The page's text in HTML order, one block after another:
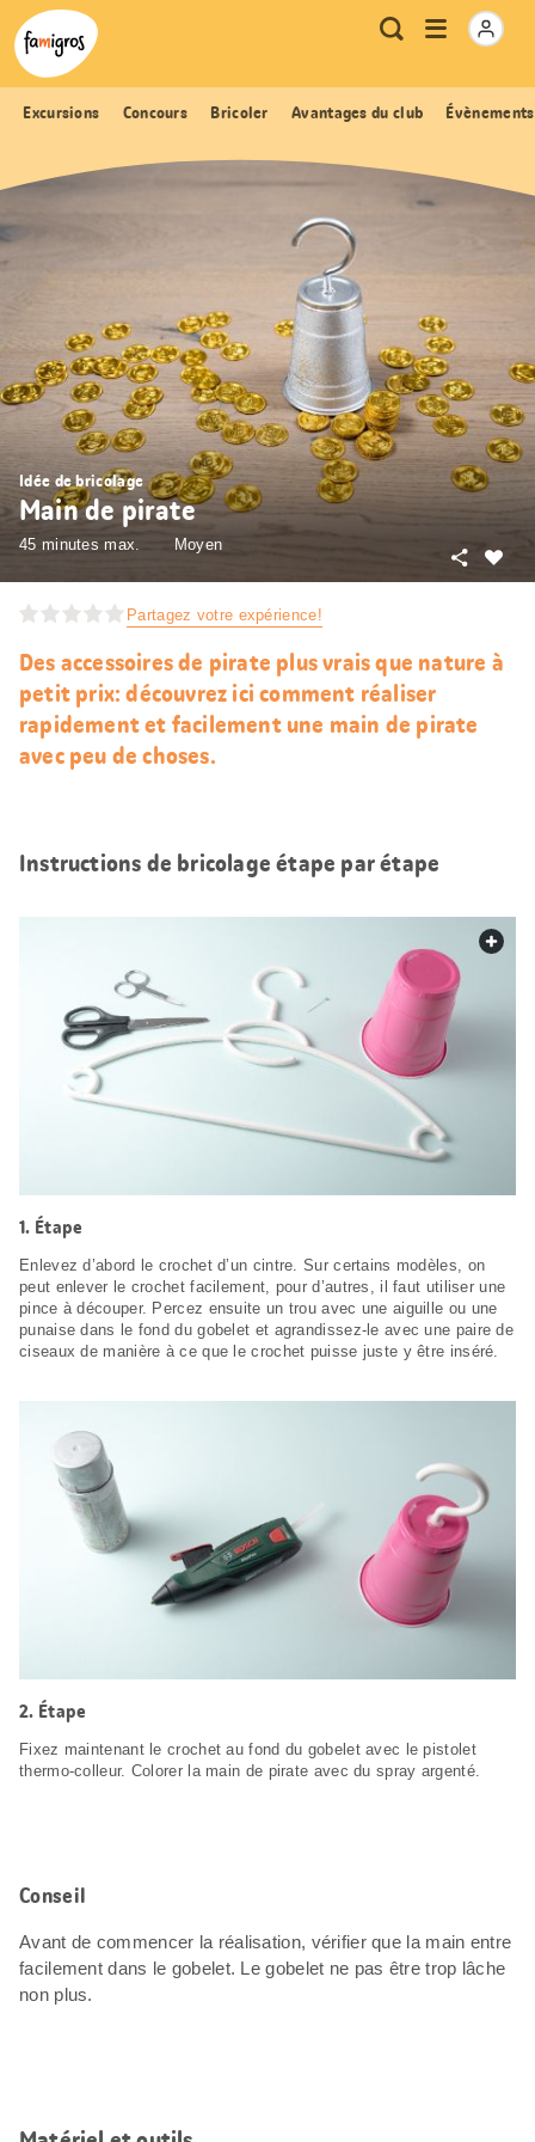
Signets
de
navigation
Header
Logo Métanavigation
RechercheOuvrir
Excursions Concours Bricoler Avantages du club
Partagez votre expérience!
Idée de bricolage
Main de pirate
45 minutes max.
Moyen
Partager
Des accessoires de pirate plus vrais que nature à
petit prix: découvrez ici comment réaliser
rapidement et facilement une main de pirate
avec peu de choses.
Instructions de bricolage étape par étape
1. Étape
Enlevez d’abord le crochet d’un cintre. Sur certains modèles, on
peut enlever le crochet facilement, pour d’autres, il faut utiliser une
pince à découper. Percez ensuite un trou avec une aiguille ou une
punaise dans le fond du gobelet et agrandissez-le avec une paire de
ciseaux de manière à ce que le crochet puisse juste y être inséré.
2. Étape
Fixez maintenant le crochet au fond du gobelet avec le pistolet
thermo-colleur. Colorer la main de pirate avec du spray argenté.
Conseil
Avant de commencer la réalisation, vérifier que la main entre
facilement dans le gobelet. Le gobelet ne pas être trop lâche
non plus.